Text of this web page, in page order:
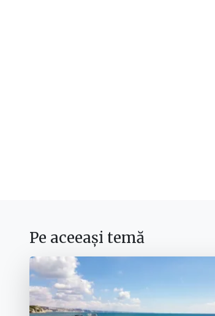
Pe aceeași temă